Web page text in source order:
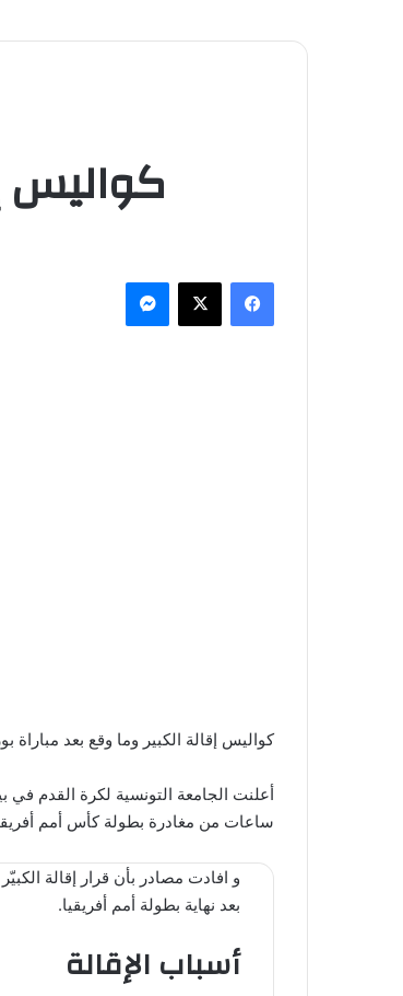
كواليس
فيسبوك
كواليس إقالة الكبير وما وقع بعد مباراة
أعلنت الجامعة التونسية لكرة القدم في
ساعات من مغادرة بطولة كأس أمم
و افادت مصادر بأن قرار إقالة
بعد نهاية بطولة أمم أفريقيا.
أسباب الإقالة